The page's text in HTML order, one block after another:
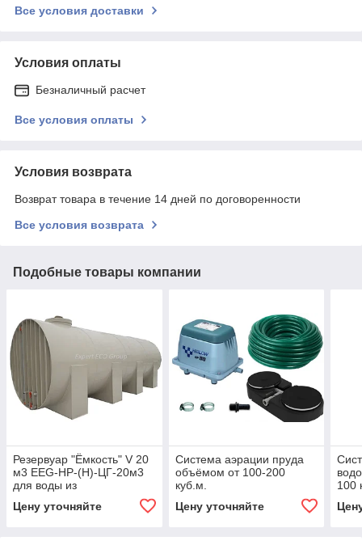
Все условия доставки
Условия оплаты
Безналичный расчет
Все условия оплаты
Условия возврата
Возврат товара в течение 14 дней по договоренности
Все условия возврата
Подобные товары компании
Резервуар "Ёмкость" V 20
м3 EEG-НР-(Н)-ЦГ-20м3
для воды из
Цену уточняйте
Система аэрации пруда
объёмом от 100-200
куб.м.
Цену уточняйте
100